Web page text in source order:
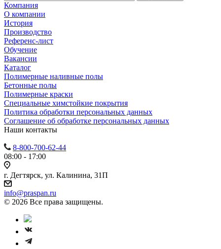
Компания
О компании
История
Производство
Референс-лист
Обучение
Вакансии
Каталог
Полимерные наливные полы
Бетонные полы
Полимерные краски
Специальные химстойкие покрытия
Политика обработки персональных данных
Cоглашение об обработке персональных данных
Наши контакты
8-800-700-62-44
08:00 - 17:00
г. Дегтярск, ул. Калинина, 31П
info@praspan.ru
© 2026 Все права защищены.